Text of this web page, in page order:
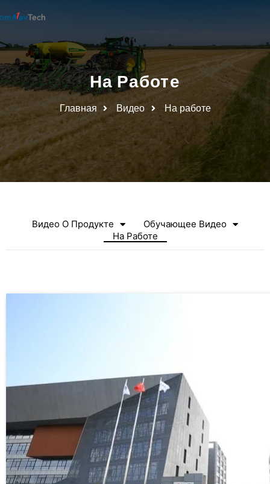
На Работе
Главная Видео На работе
Видео О Продукте
Обучающее Видео
На Работе